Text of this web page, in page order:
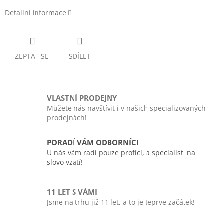
Detailní informace
ZEPTAT SE SDÍLET
VLASTNÍ PRODEJNY
Můžete nás navštívit i v našich specializovaných
prodejnách!
PORADÍ VÁM ODBORNÍCI
U nás vám radí pouze profící, a specialisti na
slovo vzatí!
11 LET S VÁMI
Jsme na trhu již 11 let, a to je teprve začátek!